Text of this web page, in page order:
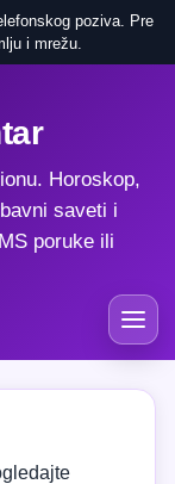
poziva. Pre
i mrežu.
Horoskop,
saveti i
poruke ili